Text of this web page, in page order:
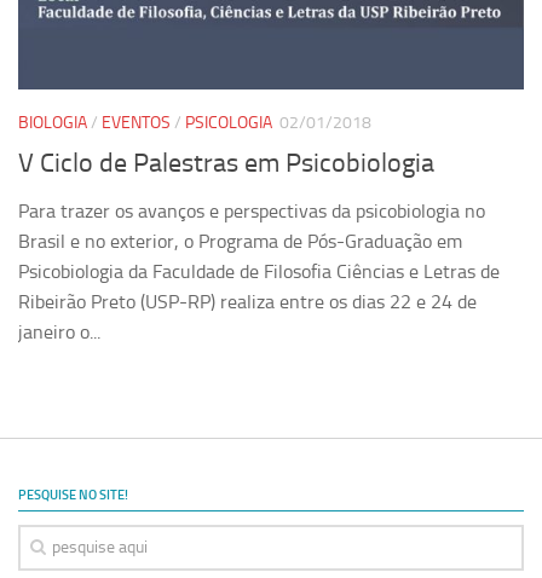
BIOLOGIA/ EVENTOS / PSICOLOGIA 02/01/2018
V Ciclo de Palestras em Psicobiologia
Para trazer os avanços e perspectivas da psicobiologia no
Brasil e no exterior, o Programa de Pós-Graduação em
Psicobiologia da Faculdade de Filosofia Ciências e Letras de
Ribeirão Preto (USP-RP) realiza entre os dias 22 e 24 de
janeiro o...
PESQUISE NO SITE!